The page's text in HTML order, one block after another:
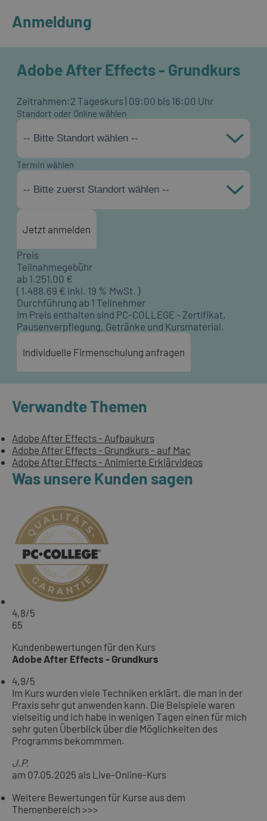
Anmeldung
Adobe After Effects - Grundkurs
Zeitrahmen:2 Tageskurs | 09:00 bis 16:00 Uhr
Standort oder Online wählen
-- Bitte Standort wählen --
Termin wählen
-- Bitte zuerst Standort wählen --
Jetzt anmelden
Preis
Teilnahmegebühr
ab 1.251,00 €
( 1.488,69 € inkl. 19 % MwSt. )
Durchführung ab 1 Teilnehmer
Im Preis enthalten sind PC-COLLEGE - Zertifikat,
Pausenverpflegung, Getränke und Kursmaterial.
Individuelle Firmenschulung anfragen
Verwandte Themen
Adobe After Effects - Aufbaukurs
Adobe After Effects - Grundkurs - auf Mac
Adobe After Effects - Animierte Erklärvideos
Was unsere Kunden sagen
4,8/5
65
Kundenbewertungen für den Kurs
Adobe After Effects - Grundkurs
4,9/5
Im Kurs wurden viele Techniken erklärt, die man in der
Praxis sehr gut anwenden kann. Die Beispiele waren
vielseitig und ich habe in wenigen Tagen einen für mich
sehr guten Überblick über die Möglichkeiten des
Programms bekommmen.
J.P.
am 07.05.2025 als Live-Online-Kurs
Weitere Bewertungen für Kurse aus dem
Themenbereich >>>